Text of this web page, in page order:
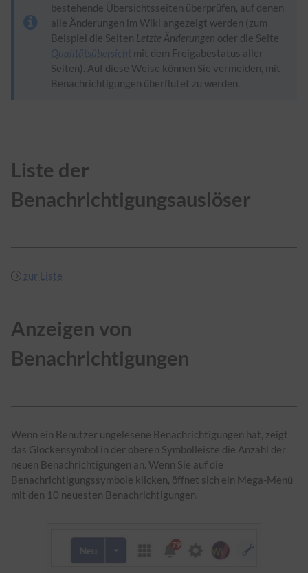
bestehende Übersichtsseiten überprüfen, auf denen
alle Änderungen im Wiki angezeigt werden (zum
Beispiel die Seiten Letzte Änderungen oder die Seite
Qualitätsübersicht mit dem Freigabestatus aller
Seiten). Auf diese Weise können Sie vermeiden, mit
Benachrichtigungen überflutet zu werden.
Liste der
Benachrichtigungsauslöser
zur Liste
Anzeigen von
Benachrichtigungen
Wenn ein Benutzer ungelesene Benachrichtigungen hat, zeigt
das Glockensymbol in der oberen Symbolleiste die Anzahl der
neuen Benachrichtigungen an. Wenn Sie auf die
Benachrichtigungssymbole klicken, öffnet sich ein Mega-Menü
mit den 10 neuesten Benachrichtigungen.